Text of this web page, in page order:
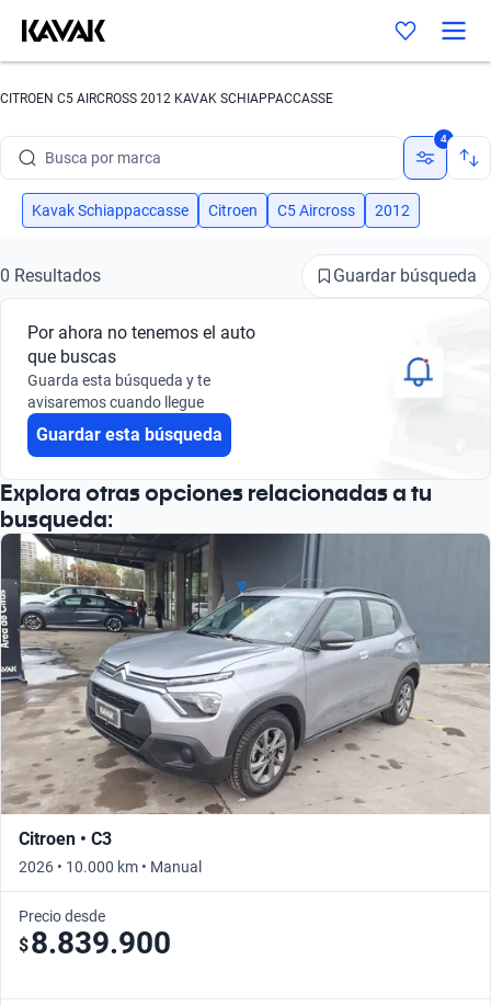
CITROEN C5 AIRCROSS 2012 KAVAK SCHIAPPACCASSE
Busca por marca
Busca por modelo
Busca por año
Busca por marca
Busca por modelo
Busca por año
4
Kavak Schiappaccasse Citroen C5 Aircross 2012
0 Resultados Guardar búsqueda
Por ahora no tenemos el auto
que buscas
Guarda esta búsqueda y te
avisaremos cuando llegue
Guardar esta búsqueda
Explora otras opciones relacionadas a tu
busqueda:
Citroen • C3
2026 • 10.000 km • Manual
Precio desde
$8.839.900